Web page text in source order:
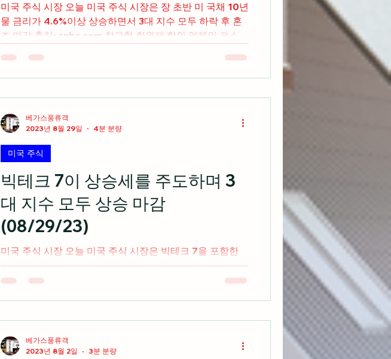
미국 주식 시장 오늘 미국 주식 시장은 장 초반 미 국채 10년
물 금리가 4.6%이상 상승하면서 3대 지수 모두 하락 후 혼
조 마감 출처: cnbc.com 창고형 회원제 할인 업체인 코스트
비...
빅테크 7이 상승세를 주도하며 3
대 지수 모두 상승 마감
(08/29/23)
미국 주식 시장 오늘 미국 주식 시장은 빅테크 7을 포함한
나스닥 종합지수를 중심으로 반등세가 나오면서 3대 지수
모두 상승마감 출처: cnbc.com 암호화폐 거래 플랫폼인 코
미국 주식
베가스풍류객
2023년 8월 29일
4분 분량
베가스풍류객
2023년 8월 2일
3분 분량